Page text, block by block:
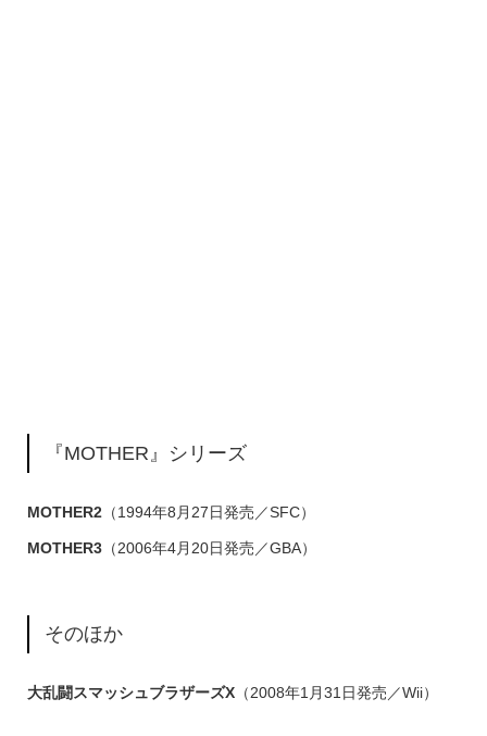
『MOTHER』シリーズ
MOTHER2（1994年8月27日発売／SFC）
MOTHER3（2006年4月20日発売／GBA）
そのほか
大乱闘スマッシュブラザーズX（2008年1月31日発売／Wii）